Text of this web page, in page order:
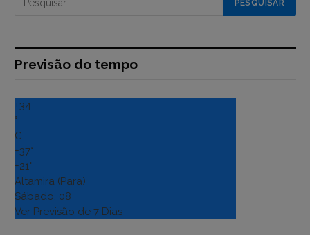
Previsão do tempo
+34
°
C
+37°
+21°
Altamira (Para)
Sábado, 08
Ver Previsão de 7 Dias